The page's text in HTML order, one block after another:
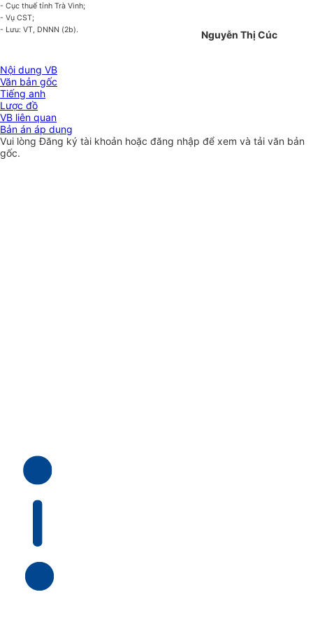
- Cục thuế tỉnh Trà Vinh;
- Vụ CST;
- Lưu: VT, DNNN (2b).
Nguyễn Thị Cúc
Nội dung VB
Văn bản gốc
Tiếng anh
Lược đồ
VB liên quan
Bản án áp dụng
Vui lòngĐăng ký tài khoản hoặc đăng nhập để xem và tải văn bản
gốc.